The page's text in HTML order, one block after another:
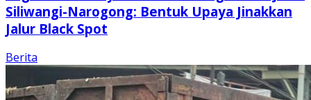
Siliwangi-Narogong: Bentuk Upaya Jinakkan
Jalur Black Spot
Berita